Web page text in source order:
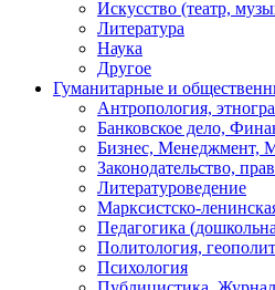
Искусство (театр,
Литература
Наука
Другое
Гуманитарные и
Антропология,
Банковское дело,
Бизнес, Менеджмент,
Законодательство,
Литературоведение
Марксистско-
Педагогика
Политология,
Психология